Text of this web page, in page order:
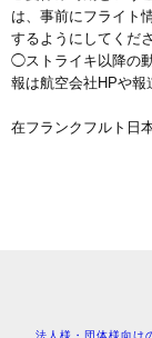
は、事前にフライト
するようにしてくださ
◯ストライキ以降の
報は航空会社HPや報
在フランクフルト日
法人様・団体様向け